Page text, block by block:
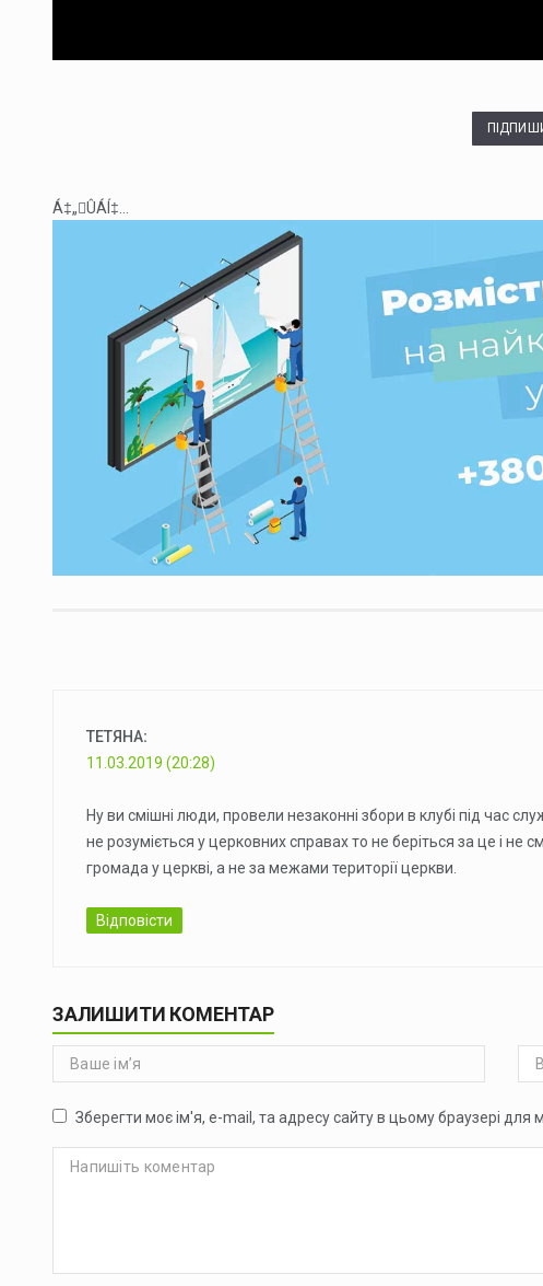
Á‡„ÛÁÍ‡...
ТЕТЯНА:
11.03.2019 (20:28)
Ну ви смішні люди, провели незаконні збори в клубі під час
не розуміється у церковних справах то не беріться за це і не
громада у церкві, а не за межами території церкви.
Відповісти
ЗАЛИШИТИ КОМЕНТАР
Зберегти моє ім'я, e-mail, та адресу сайту в цьому браузері для